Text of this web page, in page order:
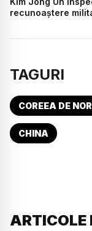
recunoaștere
TAGURI
COREEA DE
CHINA
ARTICOLE